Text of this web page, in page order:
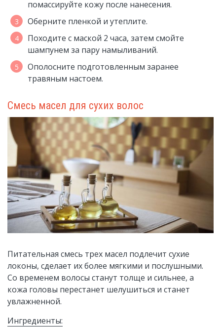
помассируйте кожу после нанесения.
Оберните пленкой и утеплите.
Походите с маской 2 часа, затем смойте
шампунем за пару намыливаний.
Ополосните подготовленным заранее
травяным настоем.
Смесь масел для сухих волос
Питательная смесь трех масел подлечит сухие
локоны, сделает их более мягкими и послушными.
Со временем волосы станут толще и сильнее, а
кожа головы перестанет шелушиться и станет
увлажненной.
Ингредиенты: